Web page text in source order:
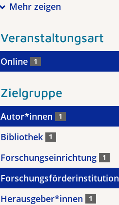
Mehr zeigen
Veranstaltungsart
Online 1
Zielgruppe
Autor*innen 1
Bibliothek 1
Forschungseinrichtung 1
Forschungsförderinstitution
Herausgeber*innen 1